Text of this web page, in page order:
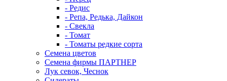
- Редис
- Репа, Редька, Дайкон
- Свекла
- Томат
- Томаты редкие сорта
Семена цветов
Семена фирмы ПАРТНЕР
Лук севок, Чеснок